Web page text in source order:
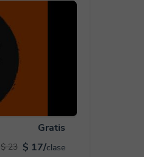
Gratis
$ 17/clase
$ 23